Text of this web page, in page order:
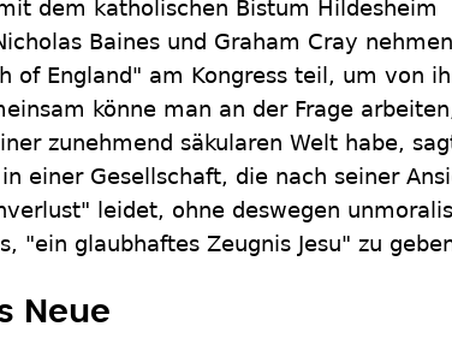
dem katholischen Bistum Hildesheim
Baines und Graham Cray
of England" am Kongress teil, um von
könne man an der Frage
zunehmend säkularen Welt habe,
einer Gesellschaft, die nach seiner
leidet, ohne deswegen
"ein glaubhaftes Zeugnis Jesu" zu
Neue